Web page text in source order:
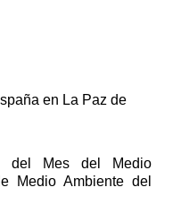
en La Paz de
del Mes del Medio
Medio Ambiente del